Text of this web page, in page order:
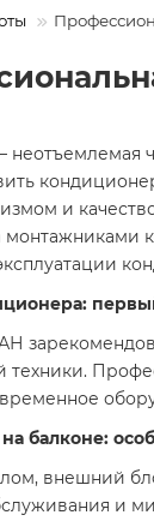
неотъемлемая
и
монтажниками
техники.
балконе:
внешний
и